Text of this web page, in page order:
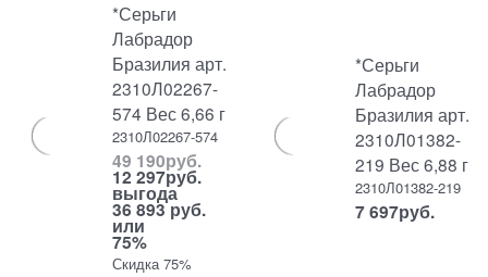
*Серьги
Лабрадор
Бразилия арт.
2310Л02267-
574 Вес 6,66 г
2310Л02267-574
49 190руб.
12 297руб.
выгода
36 893 руб.
или
75%
Скидка 75%
*Серьги
Лабрадор
Бразилия арт.
2310Л01382-
219 Вес 6,88 г
2310Л01382-219
7 697руб.